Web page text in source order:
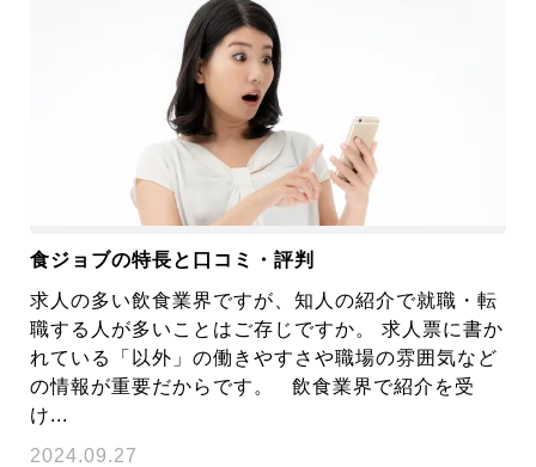
食ジョブの特長と口コミ・評判
求人の多い飲食業界ですが、知人の紹介で就職・転
職する人が多いことはご存じですか。 求人票に書か
れている「以外」の働きやすさや職場の雰囲気など
の情報が重要だからです。 飲食業界で紹介を受
け...
2024.09.27